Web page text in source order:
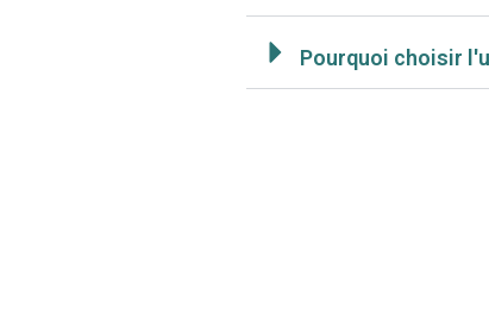
Pourquoi choisir